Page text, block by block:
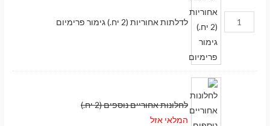
לדלתות אחוריות (2 יח.) גימור פרימיום
לחלונות אחוריים נוספים (2 יח.)
המלאי אזל